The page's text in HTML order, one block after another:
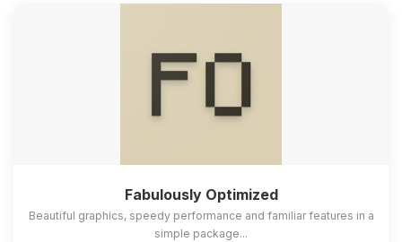
Fabulously Optimized
Beautiful graphics, speedy performance and familiar features in a
simple package...